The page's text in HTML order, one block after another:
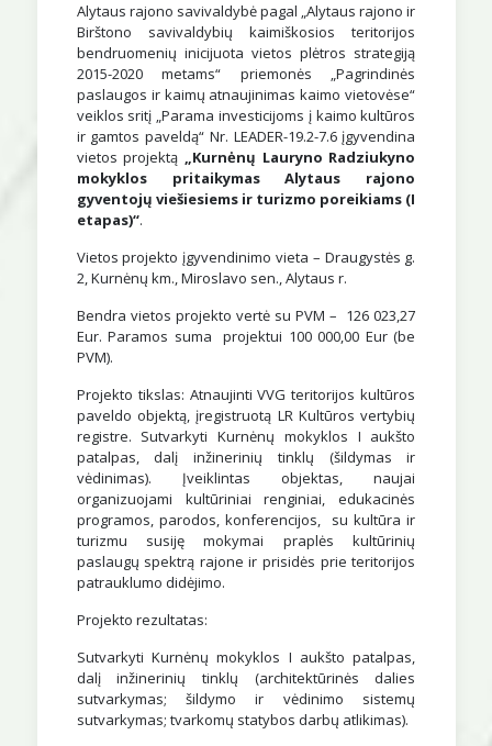
Alytaus rajono savivaldybė pagal „Alytaus rajono ir
Birštono savivaldybių kaimiškosios teritorijos
bendruomenių inicijuota vietos plėtros strategiją
2015-2020 metams“ priemonės „Pagrindinės
paslaugos ir kaimų atnaujinimas kaimo vietovėse“
veiklos sritį „Parama investicijoms į kaimo kultūros
ir gamtos paveldą“ Nr. LEADER-19.2-7.6 įgyvendina
vietos projektą „Kurnėnų Lauryno Radziukyno
mokyklos pritaikymas Alytaus rajono
gyventojų viešiesiems ir turizmo poreikiams (I
etapas)“.
Vietos projekto įgyvendinimo vieta – Draugystės g.
2, Kurnėnų km., Miroslavo sen., Alytaus r.
Bendra vietos projekto vertė su PVM – 126 023,27
Eur. Paramos suma projektui 100 000,00 Eur (be
PVM).
Projekto tikslas: Atnaujinti VVG teritorijos kultūros
paveldo objektą, įregistruotą LR Kultūros vertybių
registre. Sutvarkyti Kurnėnų mokyklos I aukšto
patalpas, dalį inžinerinių tinklų (šildymas ir
vėdinimas). Įveiklintas objektas, naujai
organizuojami kultūriniai renginiai, edukacinės
programos, parodos, konferencijos, su kultūra ir
turizmu susiję mokymai praplės kultūrinių
paslaugų spektrą rajone ir prisidės prie teritorijos
patrauklumo didėjimo.
Projekto rezultatas:
Sutvarkyti Kurnėnų mokyklos I aukšto patalpas,
dalį inžinerinių tinklų (architektūrinės dalies
sutvarkymas; šildymo ir vėdinimo sistemų
sutvarkymas; tvarkomų statybos darbų atlikimas).